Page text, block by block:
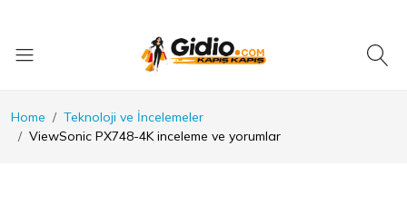
Home
Teknoloji ve İncelemeler
ViewSonic PX748-4K inceleme ve yorumlar